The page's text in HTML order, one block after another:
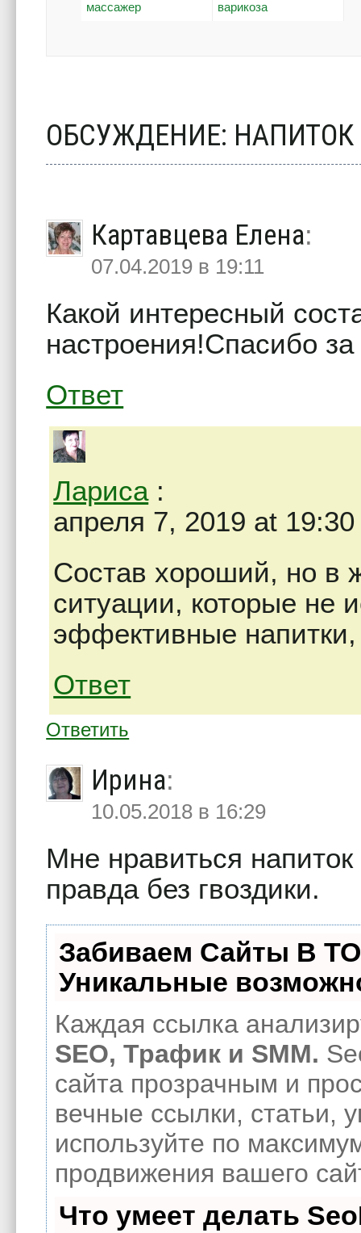
массажер
варикоза
ОБСУЖДЕНИЕ:
Картавцева Елена:
07.04.2019 в 19:11
Какой интересный
настроения!Спасибо за
Ответ
Лариса:
апреля 7, 2019 at 19:30
Состав хороший, но в
ситуации, которые не
эффективные
Ответ
Ответить
Ирина:
10.05.2018 в 16:29
Мне нравиться
правда без гвоздики.
Забиваем Сайты В
Уникальные
Каждая ссылка
SEO, Трафик и SMM.
сайта прозрачным и
вечные ссылки, статьи,
используйте по
продвижения вашего
Что умеет делать